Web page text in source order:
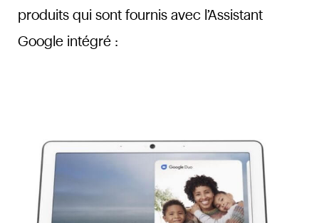
produits qui sont fournis avec l’Assistant
Google intégré :